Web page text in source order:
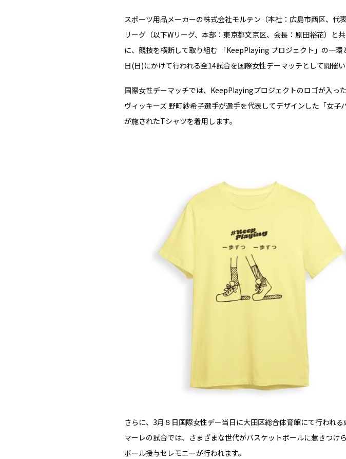
スポーツ用品メーカーの株式会社モルテン（本社：広島市西区、
リーグ（以下Wリーグ、本部：東京都文京区、会長：原田裕花）
に、競技を横断して取り組む 「KeepPlaying プロジェクト」の一
日(日)にかけて行われる全14試合を国際女性デーマッチとして開催い
国際女性デーマッチでは、KeepPlayingプロジェクトのロゴが入っ
ヴィッキーズ 野町紗希子選手が選手を代表してデザインした「女
が施されたTシャツを着用します。
さらに、3月８日国際女性デー当日に大田区総合体育館にて行われ
マーレの試合では、さまざまな世代がバスケットボールに惹きつ
ボール授与セレモニーが行われます。